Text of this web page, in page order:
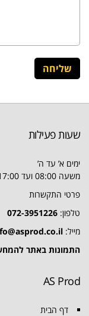
שעות פעילות
ימים א’ עד ה’
משעה 08:00 ועד 17:00
פרטי התקשרות
טלפון: 072-3951226
מייל:
התמונות באתר
AS Prod
דף הבית